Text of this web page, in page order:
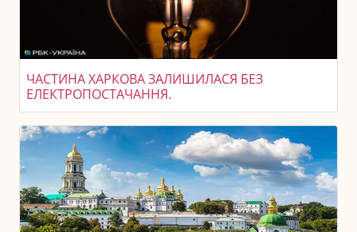
ЧАСТИНА ХАРКОВА ЗАЛИШИЛАСЯ БЕЗ
ЕЛЕКТРОПОСТАЧАННЯ.